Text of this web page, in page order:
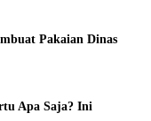
Pakaian Dinas
Apa Saja? Ini